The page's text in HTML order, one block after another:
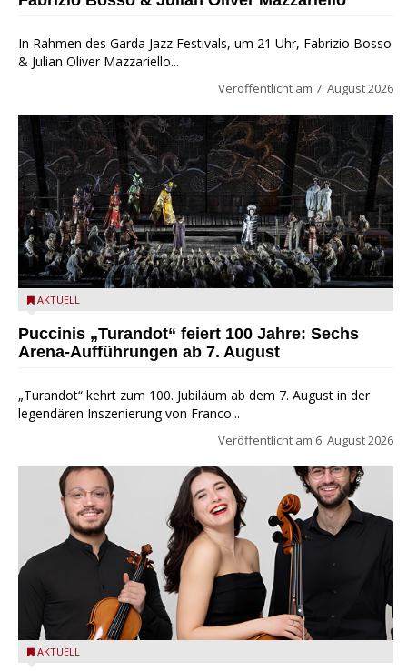
In Rahmen des Garda Jazz Festivals, um 21 Uhr, Fabrizio Bosso
& Julian Oliver Mazzariello...
Veröffentlicht am 7. August 2026
Turandot in der Arena von Verona - Ennevi für Fondazione
AKTUELL
Puccinis „Turandot“ feiert 100 Jahre: Sechs
Arena-Aufführungen ab 7. August
„Turandot“ kehrt zum 100. Jubiläum ab dem 7. August in der
legendären Inszenierung von Franco...
Veröffentlicht am 6. August 2026
Trio Adamello
AKTUELL